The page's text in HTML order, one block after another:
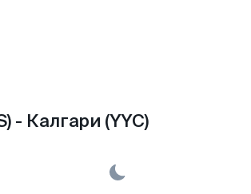
- Калгари (YYC)